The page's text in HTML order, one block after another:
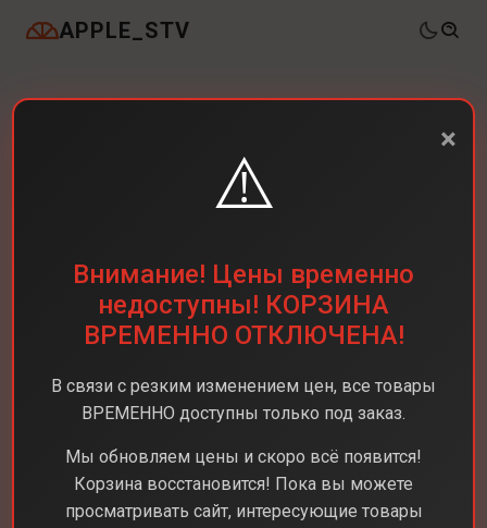
APPLE_STV
×
⚠️
Внимание! Цены временно
недоступны! КОРЗИНА
ВРЕМЕННО ОТКЛЮЧЕНА!
В связи с резким изменением цен, все товары
ВРЕМЕННО доступны только под заказ.
Мы обновляем цены и скоро всё появится!
Корзина восстановится! Пока вы можете
просматривать сайт, интересующие товары